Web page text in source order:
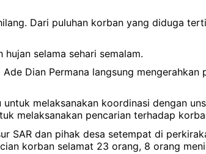
Dari puluhan korban yang diduga
selama sehari semalam.
Dian Permana langsung
melaksanakan koordinasi dengan
melaksanakan pencarian terhadap
SAR dan pihak desa setempat di
korban selamat 23 orang, 8 orang